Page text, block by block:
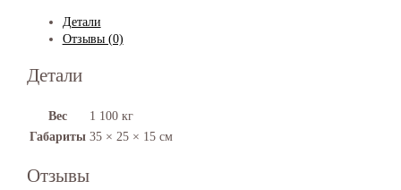
Детали
Отзывы (0)
Детали
Вес
1 100 кг
Габариты 35 × 25 × 15 см
Отзывы